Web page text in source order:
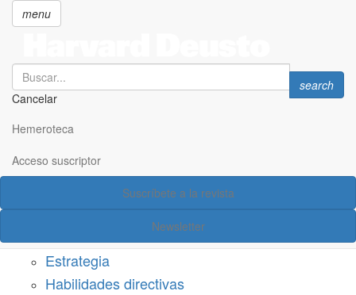
principal
menu
Search
Cancelar
Search
search
Hemeroteca
Acceso suscriptor
Suscríbete a la revista
Newsletter
Acceso suscriptor
Estrategia
Habilidades directivas